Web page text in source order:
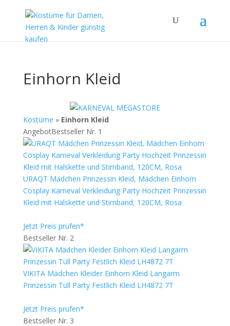
Einhorn Kleid
Kostüme » Einhorn Kleid
AngebotBestseller Nr. 1
URAQT Mädchen Prinzessin Kleid, Mädchen Einhorn
Cosplay Karneval Verkleidung Party Hochzeit Prinzessin
Kleid mit Halskette und Stirnband, 120CM, Rosa
Jetzt Preis prüfen*
Bestseller Nr. 2
VIKITA Mädchen Kleider Einhorn Kleid Langarm
Prinzessin Tüll Party Festlich Kleid LH4872 7T
Jetzt Preis prüfen*
Bestseller Nr. 3